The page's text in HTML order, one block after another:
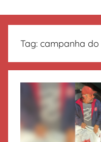
conteúdo
Tag: campanha